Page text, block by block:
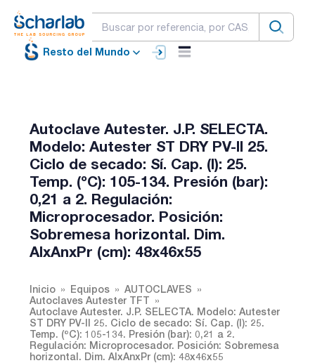
Resto del Mundo
Autoclave Autester. J.P. SELECTA.
Modelo: Autester ST DRY PV-II 25.
Ciclo de secado: Sí. Cap. (l): 25.
Temp. (ºC): 105-134. Presión (bar):
0,21 a 2. Regulación:
Microprocesador. Posición:
Sobremesa horizontal. Dim.
AlxAnxPr (cm): 48x46x55
Inicio Equipos
AUTOCLAVES
Autoclaves Autester TFT
Autoclave Autester. J.P. SELECTA. Modelo: Autester
ST DRY PV-II 25. Ciclo de secado: Sí. Cap. (l): 25.
Temp. (ºC): 105-134. Presión (bar): 0,21 a 2.
Regulación: Microprocesador. Posición: Sobremesa
horizontal. Dim. AlxAnxPr (cm): 48x46x55